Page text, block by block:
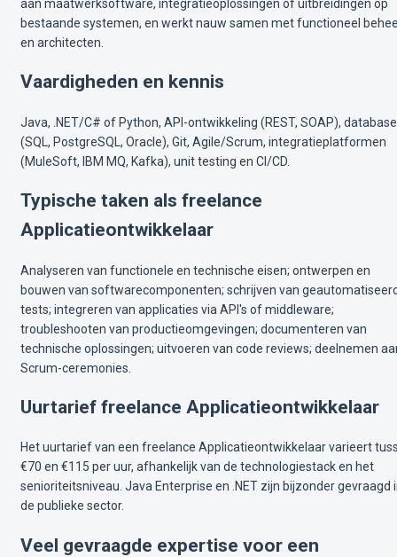
aan maatwerksoftware, integratieoplossingen of uitbreidingen op
bestaande systemen, en werkt nauw samen met functioneel
en architecten.
Vaardigheden en kennis
Java, .NET/C# of Python, API-ontwikkeling (REST, SOAP),
(SQL, PostgreSQL, Oracle), Git, Agile/Scrum, integratieplatformen
(MuleSoft, IBM MQ, Kafka), unit testing en CI/CD.
Typische taken als freelance
Applicatieontwikkelaar
Analyseren van functionele en technische eisen; ontwerpen en
bouwen van softwarecomponenten; schrijven van
tests; integreren van applicaties via API's of middleware;
troubleshooten van productieomgevingen; documenteren van
technische oplossingen; uitvoeren van code reviews; deelnemen
Scrum-ceremonies.
Uurtarief freelance Applicatieontwikkelaar
Het uurtarief van een freelance Applicatieontwikkelaar varieert
€70 en €115 per uur, afhankelijk van de technologiestack en het
senioriteitsniveau. Java Enterprise en .NET zijn bijzonder gevraagd
de publieke sector.
Veel gevraagde expertise voor een